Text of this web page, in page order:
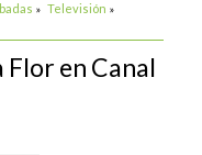
» Televisión »
Flor en Canal